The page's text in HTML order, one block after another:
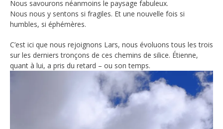
Nous savourons néanmoins le paysage fabuleux.
Nous nous y sentons si fragiles. Et une nouvelle fois si
humbles, si éphémères.
C’est ici que nous rejoignons Lars, nous évoluons tous les trois
sur les derniers tronçons de ces chemins de silice. Étienne,
quant à lui, a pris du retard – ou son temps.